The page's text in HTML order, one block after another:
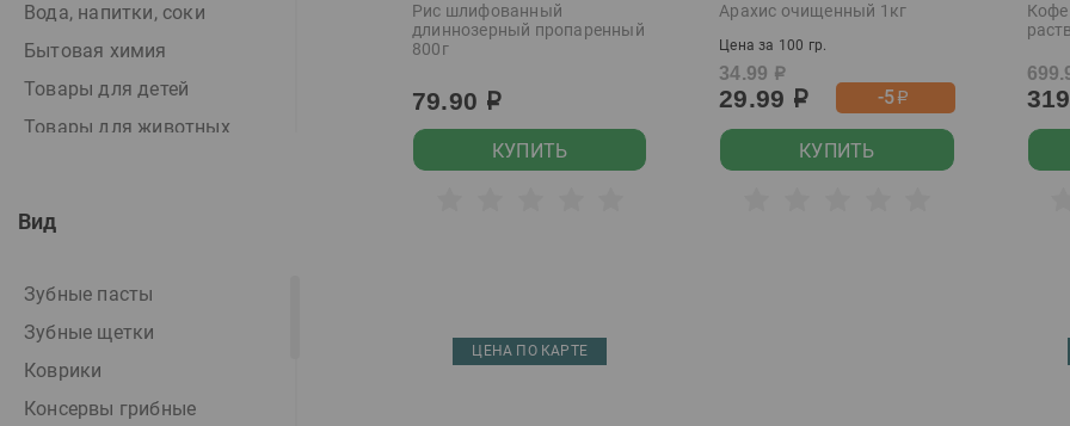
Вода, напитки, соки
Бытовая химия
Товары для детей
Товары для животных
Вид
Зубные пасты
Зубные щетки
Коврики
Консервы грибные
Рис шлифованный
длиннозерный пропаренный
800г
79.90 р
КУПИТЬ
Арахис очищенный 1кг
Цена за 100 гр.
34.99 р
29.99 р -5р
КУПИТЬ
ЦЕНА ПО КАРТЕ